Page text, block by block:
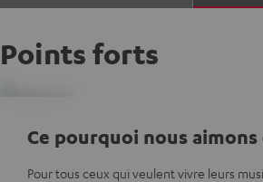
Points forts
Ce pourquoi nous
Pour tous ceux qui veulent vivre leurs